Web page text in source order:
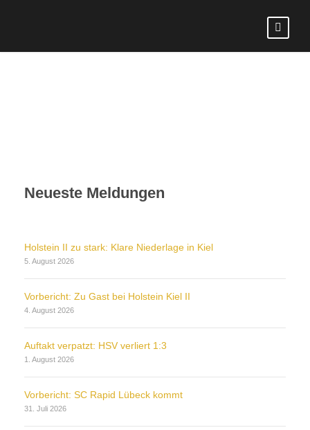
Neueste Meldungen
Holstein II zu stark: Klare Niederlage in Kiel
5. August 2026
Vorbericht: Zu Gast bei Holstein Kiel II
4. August 2026
Auftakt verpatzt: HSV verliert 1:3
1. August 2026
Vorbericht: SC Rapid Lübeck kommt
31. Juli 2026